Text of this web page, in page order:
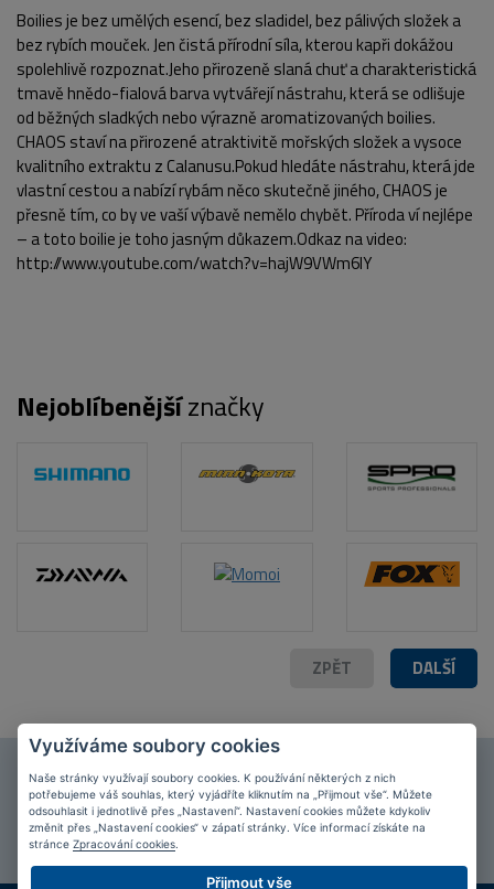
Boilies je bez umělých esencí, bez sladidel, bez pálivých složek a
bez rybích mouček. Jen čistá přírodní síla, kterou kapři dokážou
spolehlivě rozpoznat.Jeho přirozeně slaná chuť a charakteristická
tmavě hnědo-fialová barva vytvářejí nástrahu, která se odlišuje
od běžných sladkých nebo výrazně aromatizovaných boilies.
CHAOS staví na přirozené atraktivitě mořských složek a vysoce
kvalitního extraktu z Calanusu.Pokud hledáte nástrahu, která jde
vlastní cestou a nabízí rybám něco skutečně jiného, CHAOS je
přesně tím, co by ve vaší výbavě nemělo chybět. Příroda ví nejlépe
– a toto boilie je toho jasným důkazem.Odkaz na video:
http://www.youtube.com/watch?v=hajW9VWm6lY
Nejoblíbenějšíznačky
DALŠÍ
ZPĚT
Připojte se k našimfanouškůmna Facebooku!
PŘIPOJIT SE
Využíváme soubory cookies
Naše stránky využívají soubory cookies. K používání některých z nich
potřebujeme váš souhlas, který vyjádříte kliknutím na „Přijmout vše“. Můžete
odsouhlasit i jednotlivě přes „Nastavení“. Nastavení cookies můžete kdykoliv
změnit přes „Nastavení cookies“ v zápatí stránky. Více informací získáte na
stránce Zpracování cookies
Přijmout vše